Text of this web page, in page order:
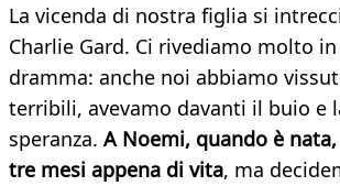
La vicenda di nostra figlia si
Charlie Gard. Ci rivediamo molto
dramma: anche noi abbiamo
terribili, avevamo davanti il buio e
speranza. A Noemi, quando è
tre mesi appena di vita, ma